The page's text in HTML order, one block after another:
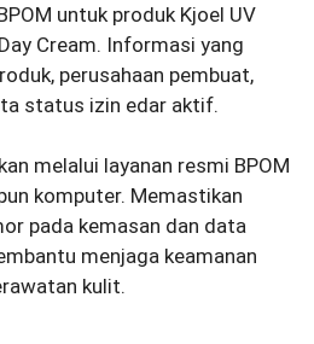
untuk produk Kjoel UV
Cream. Informasi yang
perusahaan pembuat,
status izin edar aktif.
melalui layanan resmi BPOM
komputer. Memastikan
pada kemasan dan data
menjaga keamanan
kulit.